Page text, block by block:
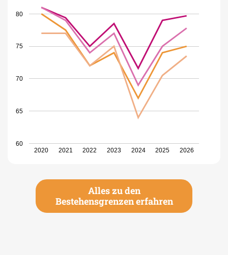
2020 2021 2022 2023 2024 2025 2026
60
65
70
75
80
Alles zu den
Bestehensgrenzen erfahren